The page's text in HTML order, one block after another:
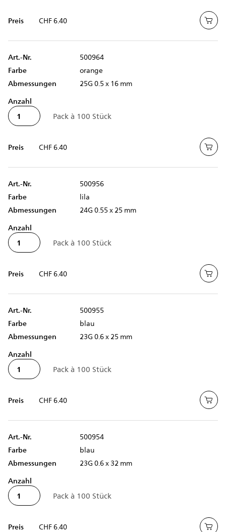
Preis CHF 6.40
Art.-Nr.
500964
Farbe
orange
Abmessungen
25G 0.5 x 16 mm
Anzahl
Preis CHF 6.40
Art.-Nr.
500956
Farbe
lila
Abmessungen
24G 0.55 x 25 mm
Anzahl
Preis CHF 6.40
Art.-Nr.
500955
Farbe
blau
Abmessungen
23G 0.6 x 25 mm
Anzahl
Preis CHF 6.40
Art.-Nr.
500954
Farbe
blau
Abmessungen
23G 0.6 x 32 mm
Anzahl
Preis CHF 6.40